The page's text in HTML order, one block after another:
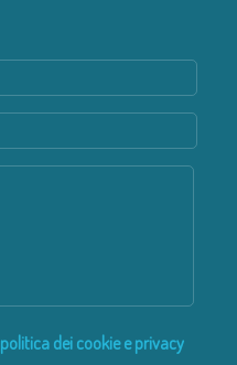
politica dei cookie e privacy